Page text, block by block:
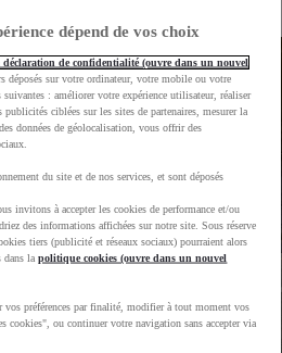
mode électrique en ville. La Corolla berline Hybride Toyota
dépend de vos choix
déclaration de confidentialité (ouvre dans un nouvel
déposés sur votre ordinateur, votre mobile ou votre
: améliorer votre expérience utilisateur, réaliser
publicités ciblées sur les sites de partenaires, mesurer la
données de géolocalisation, vous offrir des
du site et de nos services, et sont déposés
invitons à accepter les cookies de performance et/ou
des informations affichées sur notre site. Sous réserve
tiers (publicité et réseaux sociaux) pourraient alors
dans lapolitique cookies (ouvre dans un nouvel
vos préférences par finalité, modifier à tout moment vos
cookies", ou continuer votre navigation sans accepter via